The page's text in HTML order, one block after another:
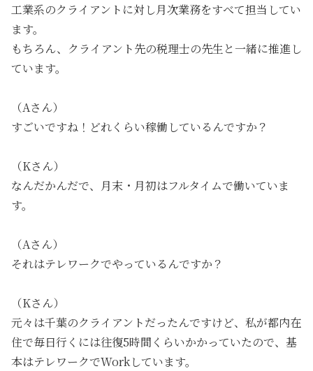
工業系のクライアントに対し月次業務をすべて担当してい
ます。
もちろん、クライアント先の税理士の先生と一緒に推進し
ています。
（Aさん）
すごいですね！どれくらい稼働しているんですか？
（Kさん）
なんだかんだで、月末・月初はフルタイムで働いていま
す。
（Aさん）
それはテレワークでやっているんですか？
（Kさん）
元々は千葉のクライアントだったんですけど、私が都内在
住で毎日行くには往復5時間くらいかかっていたので、基
本はテレワークでWorkしています。